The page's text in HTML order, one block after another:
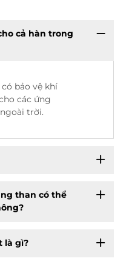
cả hàn trong
bảo vệ khí
các ứng
trời.
than có thể
là gì?